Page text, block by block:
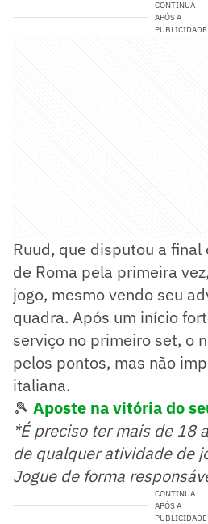
CONTINUA
APÓS A
PUBLICIDADE
Ruud, que disputou a
de Roma pela primeira
jogo, mesmo vendo seu
quadra. Após um início
serviço no primeiro set, o
pelos pontos, mas não
italiana.
🎾 Aposte na vitória do
*É preciso ter mais de 18
de qualquer atividade de
Jogue de forma
CONTINUA
APÓS A
PUBLICIDADE